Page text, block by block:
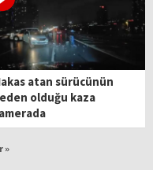
atan sürücünün
olduğu kaza
»